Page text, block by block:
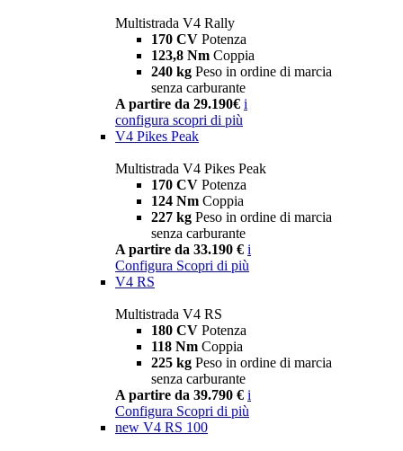
Multistrada V4 Rally
170 CV Potenza
123,8 Nm Coppia
240 kg Peso in ordine di marcia
senza carburante
A partire da 29.190€ i
configura scopri di più
V4 Pikes Peak
Multistrada V4 Pikes Peak
170 CV Potenza
124 Nm Coppia
227 kg Peso in ordine di marcia
senza carburante
A partire da 33.190 € i
Configura Scopri di più
V4 RS
Multistrada V4 RS
180 CV Potenza
118 Nm Coppia
225 kg Peso in ordine di marcia
senza carburante
A partire da 39.790 € i
Configura Scopri di più
new V4 RS 100